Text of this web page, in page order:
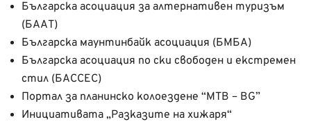
Българска асоциация за алтернативен туризъм
(БААТ)
Българска маунтинбайк асоциация (БМБА)
Българска асоциация по ски свободен и екстремен
стил (БАССЕС)
Портал за планинско колоездене “MTB – BG”
Инициативата „Разказите на хижаря“